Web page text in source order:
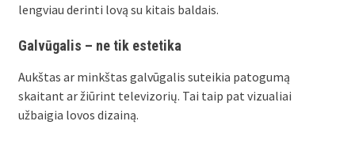
lengviau derinti lovą su kitais baldais.
Galvūgalis – ne tik estetika
Aukštas ar minkštas galvūgalis suteikia patogumą
skaitant ar žiūrint televizorių. Tai taip pat vizualiai
užbaigia lovos dizainą.